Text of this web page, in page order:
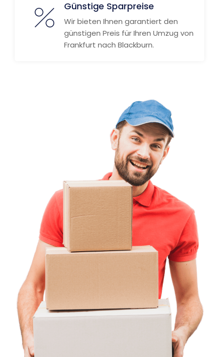
Günstige Sparpreise
Wir bieten Ihnen garantiert den
günstigen Preis für Ihren Umzug von
Frankfurt nach Blackburn.